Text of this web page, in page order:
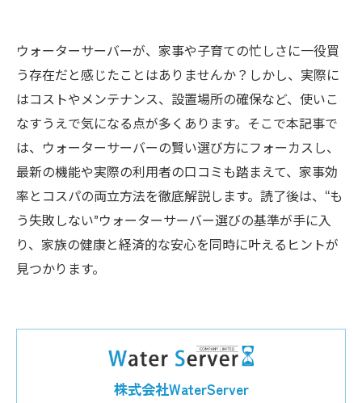
ウォーターサーバーが、家事や子育ての忙しさに一役買
う存在だと感じたことはありませんか？しかし、実際に
はコストやメンテナンス、設置場所の確保など、使いこ
なすうえで気になる点が多くあります。そこで本記事で
は、ウォーターサーバーの賢い選び方にフォーカスし、
最新の機能や実際の利用者の口コミも踏まえて、家事効
率とコスパの両立方法を徹底解説します。読了後は、“も
う失敗しない”ウォーターサーバー選びの基準が手に入
り、家族の健康と経済的な安心を同時に叶えるヒントが
見つかります。
株式会社WaterServer